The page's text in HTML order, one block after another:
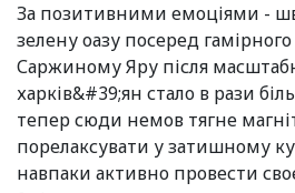
За позитивними емоціями -
зелену оазу посеред
Саржиному Яру після
харків&#39;ян стало в рази
тепер сюди немов тягне
порелаксувати у затишному
навпаки активно провести